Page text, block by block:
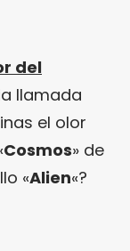
del
llamada
el olor
Cosmos» de
«Alien«?